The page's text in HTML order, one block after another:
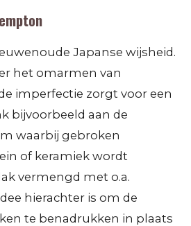
Japanse wijsheid.
het omarmen van
imperfectie zorgt voor een
bijvoorbeeld aan de
waarbij gebroken
of keramiek wordt
vermengd met o.a.
hierachter is om de
te benadrukken in plaats